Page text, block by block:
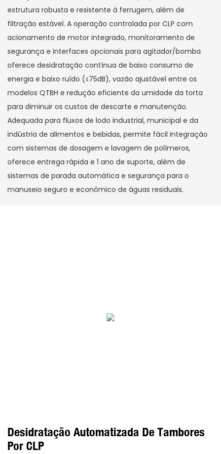
estrutura robusta e resistente à ferrugem, além de
filtração estável. A operação controlada por CLP com
acionamento de motor integrado, monitoramento de
segurança e interfaces opcionais para agitador/bomba
oferece desidratação contínua de baixo consumo de
energia e baixo ruído (≤75dB), vazão ajustável entre os
modelos QTBH e redução eficiente da umidade da torta
para diminuir os custos de descarte e manutenção.
Adequada para fluxos de lodo industrial, municipal e da
indústria de alimentos e bebidas, permite fácil integração
com sistemas de dosagem e lavagem de polímeros,
oferece entrega rápida e 1 ano de suporte, além de
sistemas de parada automática e segurança para o
manuseio seguro e econômico de águas residuais.
Desidratação Automatizada De Tambores
Por CLP